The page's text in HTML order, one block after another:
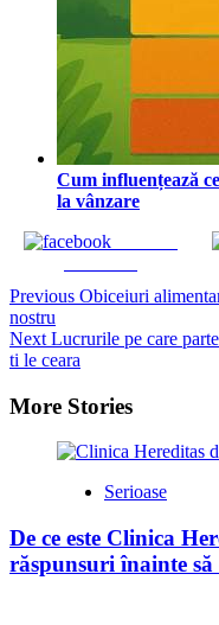
Cum influențează
la vânzare
Continue
Reading
Previous Obiceiuri
nostru
Next Lucrurile pe care
ti le ceara
More Stories
Serioase
De ce este Clinica
răspunsuri înainte